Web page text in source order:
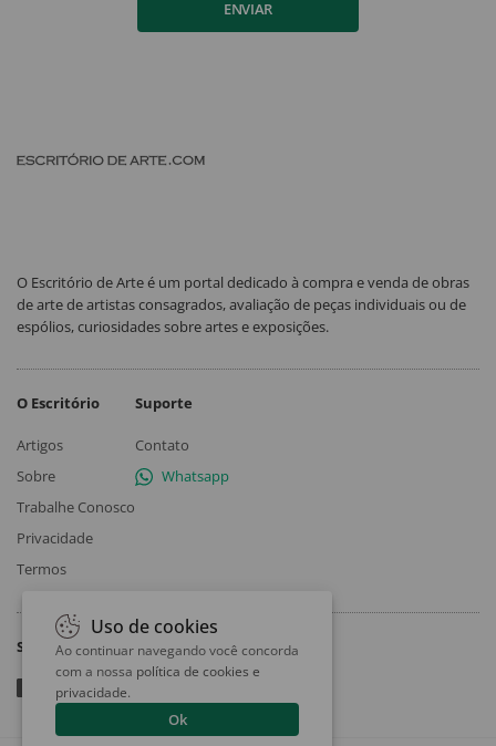
ENVIAR
O Escritório de Arte é um portal dedicado à compra e venda de obras
de arte de artistas consagrados, avaliação de peças individuais ou de
espólios, curiosidades sobre artes e exposições.
O Escritório
Artigos
Sobre
Trabalhe Conosco
Privacidade
Termos
Suporte
Contato
Whatsapp
Siga
Uso de cookies
Ao continuar navegando você concorda
com a nossa política de cookies e
privacidade.
Ok